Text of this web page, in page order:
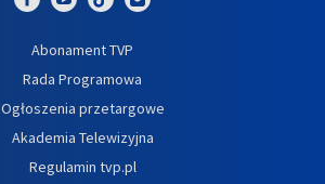
Abonament TVP
Rada Programowa
Ogłoszenia przetargowe
Akademia Telewizyjna
Regulamin tvp.pl